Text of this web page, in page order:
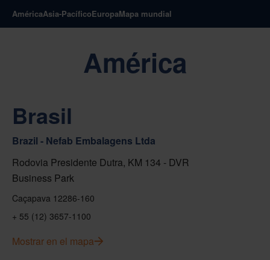
AméricaAsia-PacíficoEuropaMapa mundial
América
Brasil
Brazil - Nefab Embalagens Ltda
Rodovia Presidente Dutra, KM 134 - DVR
Business Park
Caçapava 12286-160
+ 55 (12) 3657-1100
Mostrar en el mapa